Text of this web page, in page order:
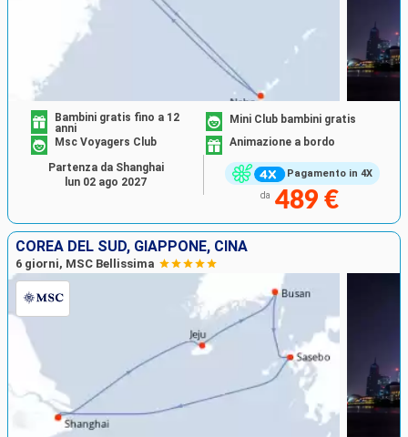
Pagamento in 4X
Bambini gratis fino a 12
anni
Mini Club bambini gratis
Msc Voyagers Club
Animazione a bordo
da 489 €
Partenza da Shanghai
lun 02 ago 2027
COREA DEL SUD, GIAPPONE, CINA
6 giorni, MSC Bellissima